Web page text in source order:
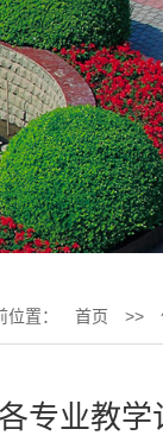
位置： 首页 >>
专业教学